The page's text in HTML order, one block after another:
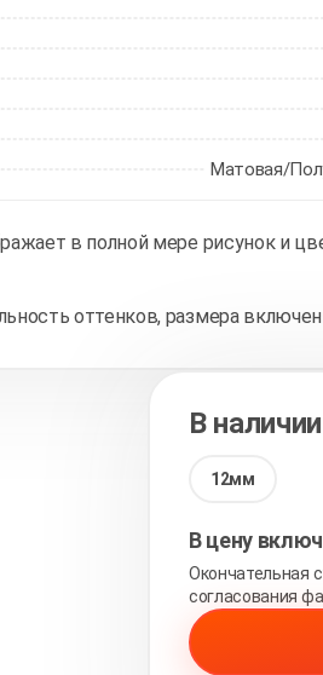
Матовая/
в полной мере рисунок и
оттенков, размера
В
12мм
В цену
Окончательная
согласования